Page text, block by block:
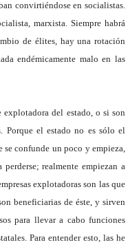
convirtiéndose en socialistas.
marxista. Siempre habrá
de élites, hay una rotación
endémicamente malo en las
del estado, o si son
Porque el estado no es sólo el
confunde un poco y empieza,
realmente empiezan a
explotadoras son las que
beneficiarias de éste, y sirven
para llevar a cabo funciones
Para entender esto, las he